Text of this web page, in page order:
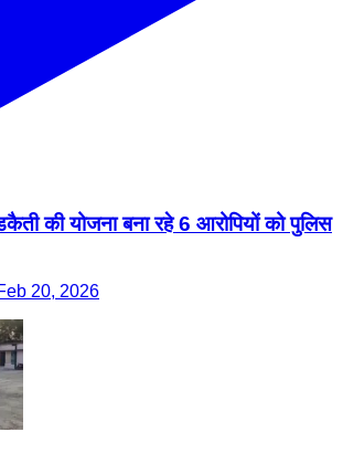
की योजना बना रहे 6 आरोपियों को पुलिस
20, 2026